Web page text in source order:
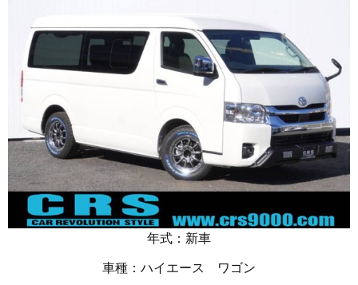
年式：新車
車種：ハイエース ワゴン